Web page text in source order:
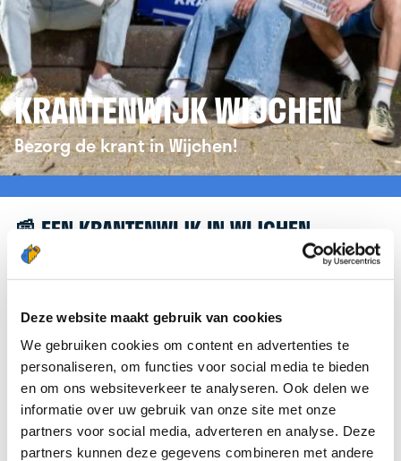
Deze website maakt gebruik van cookies
We gebruiken cookies om content en advertenties te
personaliseren, om functies voor social media te bieden
en om ons websiteverkeer te analyseren. Ook delen we
informatie over uw gebruik van onze site met onze
partners voor social media, adverteren en analyse. Deze
partners kunnen deze gegevens combineren met andere
KRANTENWIJK WIJCHEN
Bezorg de krant in Wijchen!
📰 EEN KRANTENWIJK IN WIJCHEN
Leuk dat je geïnteresseerd bent in een
verwijzen we je graag door naar de website van
krantenbezorgen.nl . Daar kun je je eenvoudig
aanmelden om de krant te bezorgen in Wijchen.
We hopen dat je snel aan de slag kunt en wensen
je veel succes! 🚴‍♂️💨